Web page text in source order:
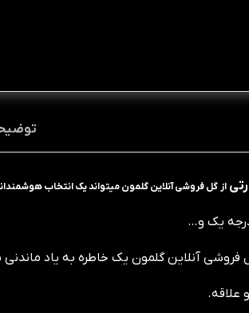
از گل فروشی آنلاین گلمون میتواند یک انتخاب
فروشی آنلاین گلمون یک خاطره به یاد ماندنی
علاقه.